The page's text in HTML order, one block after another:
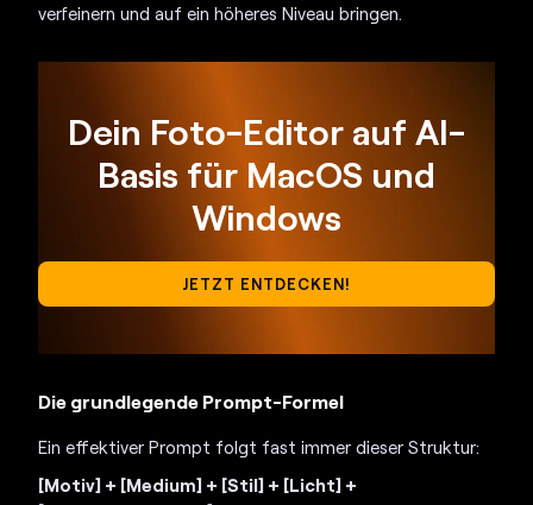
verfeinern und auf ein höheres Niveau bringen.
Dein Foto-Editor auf AI-
Basis für MacOS und
Windows
JETZT ENTDECKEN!
Die grundlegende Prompt-Formel
Ein effektiver Prompt folgt fast immer dieser Struktur:
[Motiv] + [Medium] + [Stil] + [Licht] +